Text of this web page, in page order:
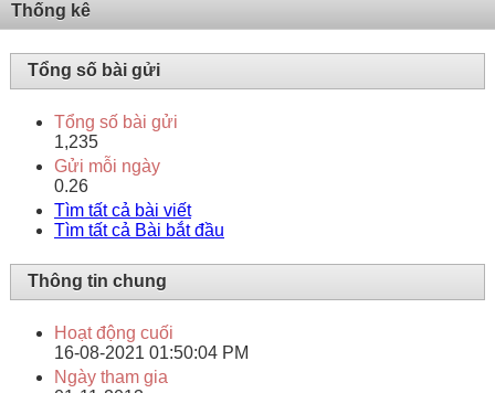
Thống kê
Tổng số bài gửi
Tổng số bài gửi
1,235
Gửi mỗi ngày
0.26
Tìm tất cả bài viết
Tìm tất cả Bài bắt đầu
Thông tin chung
Hoạt động cuối
16-08-2021 01:50:04 PM
Ngày tham gia